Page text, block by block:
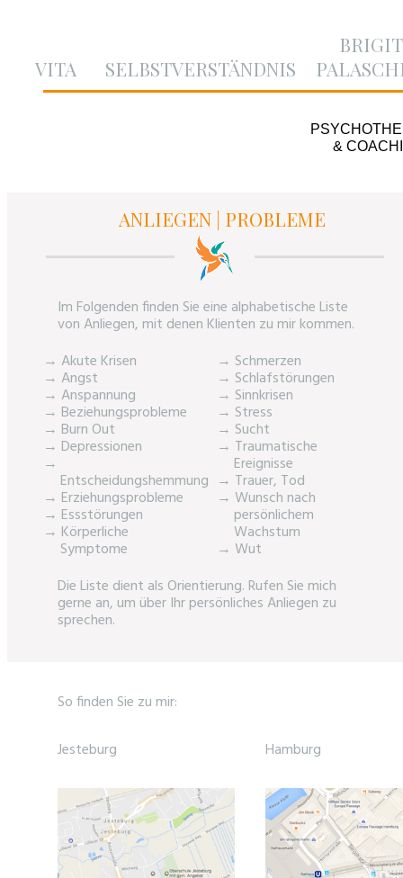
VITA SELBSTVERSTÄNDNIS
&
ANLIEGEN | PROBLEME
Im Folgenden finden Sie eine alphabetische Liste
von Anliegen, mit denen Klienten zu mir kommen.
→ Akute Krisen
→ Angst
→ Anspannung
→ Beziehungsprobleme
→ Burn Out
→ Depressionen
→
Entscheidungshemmung
→ Erziehungsprobleme
→ Essstörungen
→ Körperliche
Symptome
→ Schmerzen
→ Schlafstörungen
→ Sinnkrisen
→ Stress
→ Sucht
→ Traumatische
Ereignisse
→ Trauer, Tod
→ Wunsch nach
persönlichem
Wachstum
→ Wut
Die Liste dient als Orientierung. Rufen Sie mich
gerne an, um über Ihr persönliches Anliegen zu
sprechen.
So finden Sie zu mir:
Jesteburg Hamburg